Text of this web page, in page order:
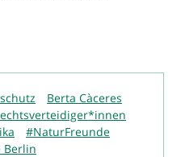
Berta Càceres
#NaturFreunde
Berlin